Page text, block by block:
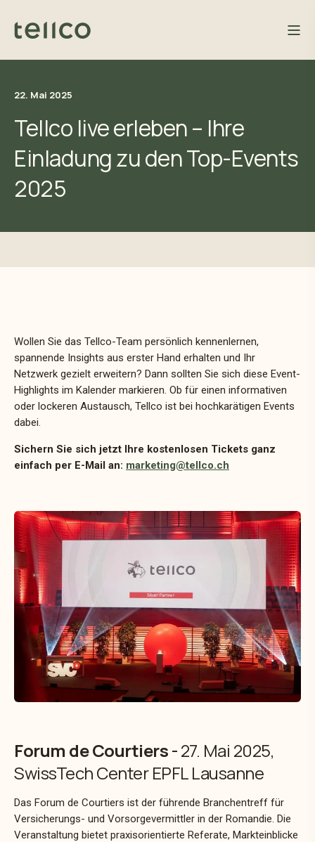
22. Mai 2025
Tellco live erleben – Ihre
Einladung zu den Top-Events
2025
Wollen Sie das Tellco-Team persönlich kennenlernen,
spannende Insights aus erster Hand erhalten und Ihr
Netzwerk gezielt erweitern? Dann sollten Sie sich diese Event-
Highlights im Kalender markieren. Ob für einen informativen
oder lockeren Austausch, Tellco ist bei hochkarätigen Events
dabei.
Sichern Sie sich jetzt Ihre kostenlosen Tickets ganz
einfach per E-Mail an: marketing@tellco.ch
Forum de Courtiers-27. Mai 2025,
SwissTech Center EPFL Lausanne
Das Forum de Courtiers ist der führende Branchentreff für
Versicherungs- und Vorsorgevermittler in der Romandie. Die
Veranstaltung bietet praxisorientierte Referate, Markteinblicke